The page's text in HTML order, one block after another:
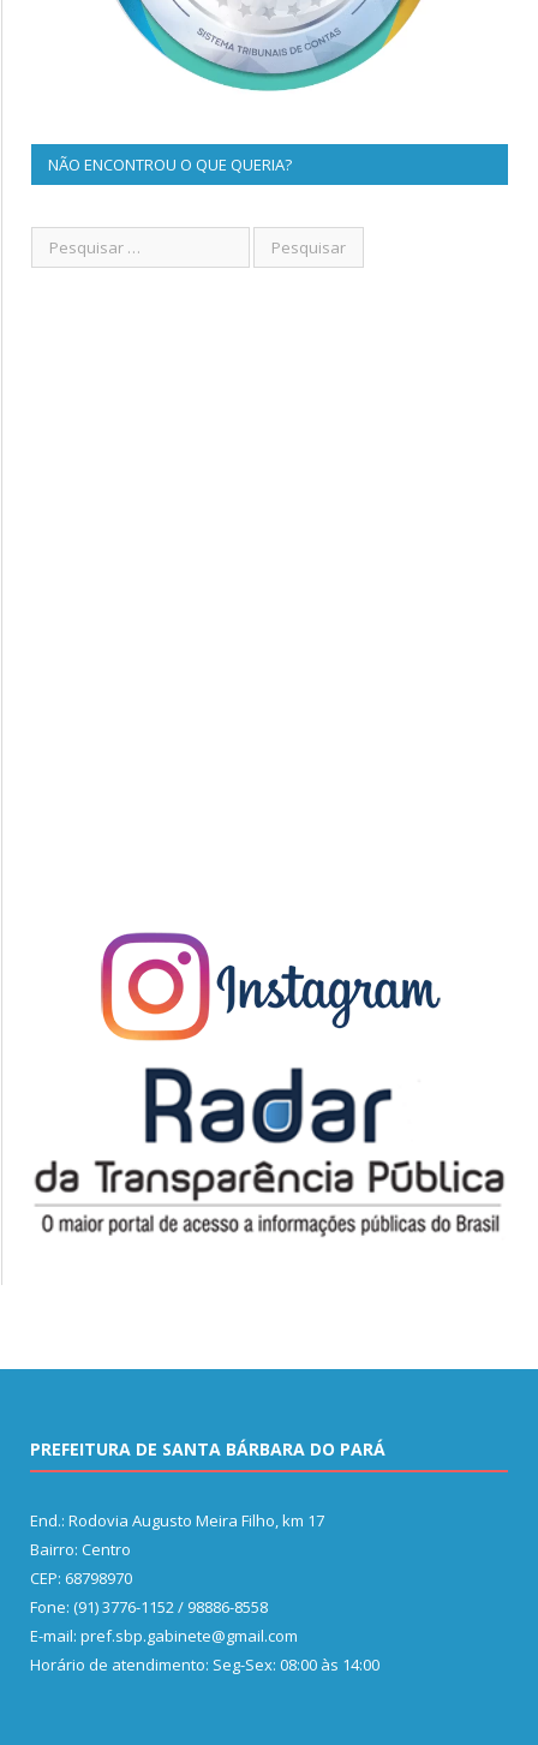
NÃO ENCONTROU O QUE QUERIA?
PREFEITURA DE SANTA BÁRBARA DO PARÁ
End.: Rodovia Augusto Meira Filho, km 17
Bairro: Centro
CEP: 68798970
Fone: (91) 3776-1152 / 98886-8558
E-mail: pref.sbp.gabinete@gmail.com
Horário de atendimento: Seg-Sex: 08:00 às 14:00